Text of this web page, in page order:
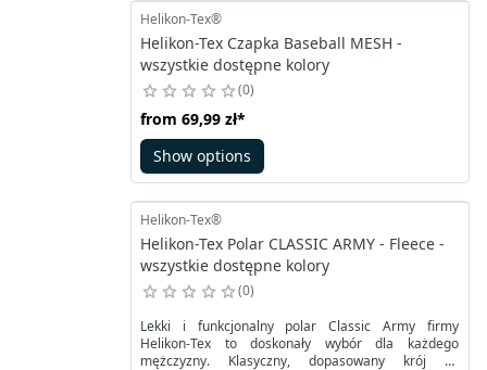
taktyce.
Helikon-Tex®
Helikon-Tex Czapka Baseball MESH -
wszystkie dostępne kolory
0
from 69,99 zł*
Show options
Helikon-Tex®
Helikon-Tex Polar CLASSIC ARMY - Fleece -
wszystkie dostępne kolory
0
Lekki i funkcjonalny polar Classic Army firmy
Helikon-Tex to doskonały wybór dla każdego
mężczyzny. Klasyczny, dopasowany krój ze